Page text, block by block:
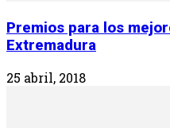
Premios para los
Extremadura
25 abril, 2018